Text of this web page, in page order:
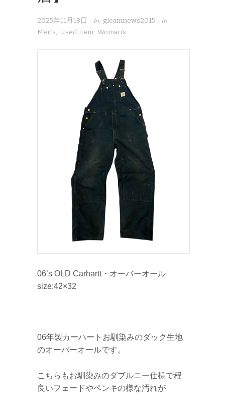
2025年11月18日 · by gleamnews2015 · in
Men's, Used item, Woman’s
06’s OLD Carhartt・オーバーオール
size:42×32
06年製カーハートお馴染みのダック生地
のオーバーオールです。
こちらもお馴染みのダブルニー仕様で程
良いフェードやペンキの様な汚れが